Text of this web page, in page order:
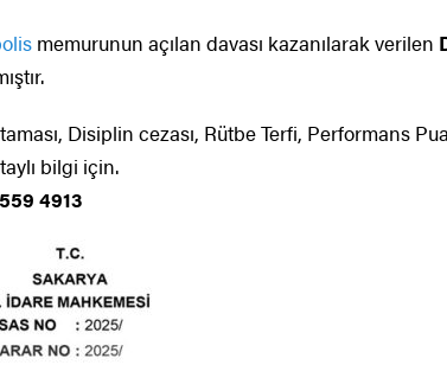
memurunun açılan davası kazanılarak verilen
Disiplin cezası, Rütbe Terfi, Performans
bilgi için.
4913